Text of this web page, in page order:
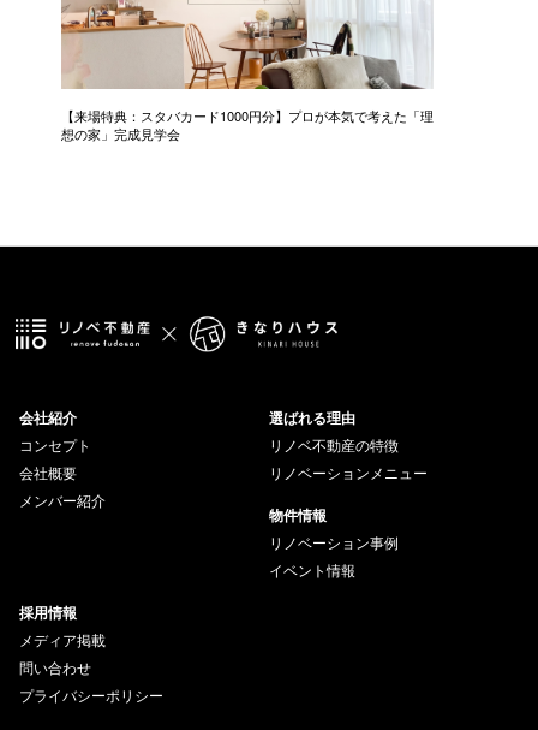
【来場特典：スタバカード1000円分】プロが本気で考えた「理
想の家」完成見学会
会社紹介
コンセプト
会社概要
メンバー紹介
選ばれる理由
リノベ不動産の特徴
リノベーションメニュー
物件情報
リノベーション事例
イベント情報
採用情報
メディア掲載
問い合わせ
プライバシーポリシー